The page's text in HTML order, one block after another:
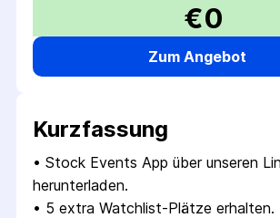
€0
Zum Angebot
Kurzfassung
• Stock Events App über unseren
herunterladen.
• 5 extra Watchlist-Plätze erhalten.